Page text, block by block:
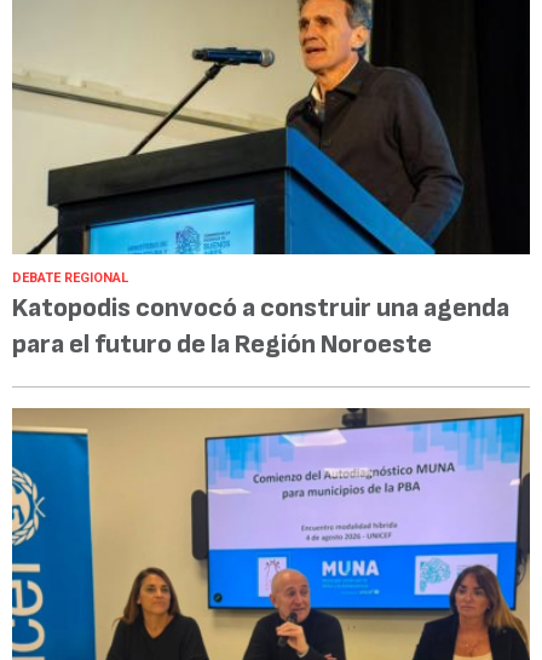
DEBATE REGIONAL
Katopodis convocó a construir una agenda
para el futuro de la Región Noroeste